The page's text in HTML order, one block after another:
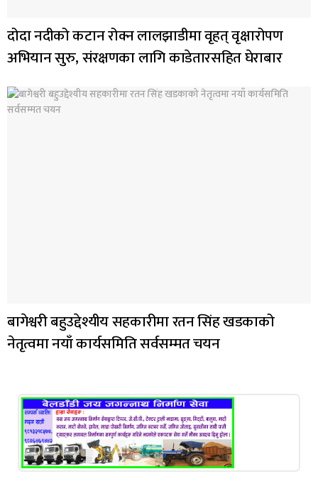
दोदा नदीको कटान रोक्न लालझाडीमा वृहत् वृक्षारोपण
अभियान सुरु, संरक्षणका लागि काडेतारसहित घेराबार
बागेश्वरी बहुउद्देश्यीय सहकारीमा रतन सिंह खडकाको
नेतृत्वमा नयाँ कार्यसमिति सर्वसम्मत चयन